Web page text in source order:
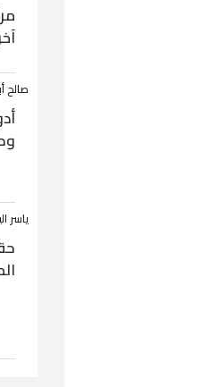
صالح
ياسر